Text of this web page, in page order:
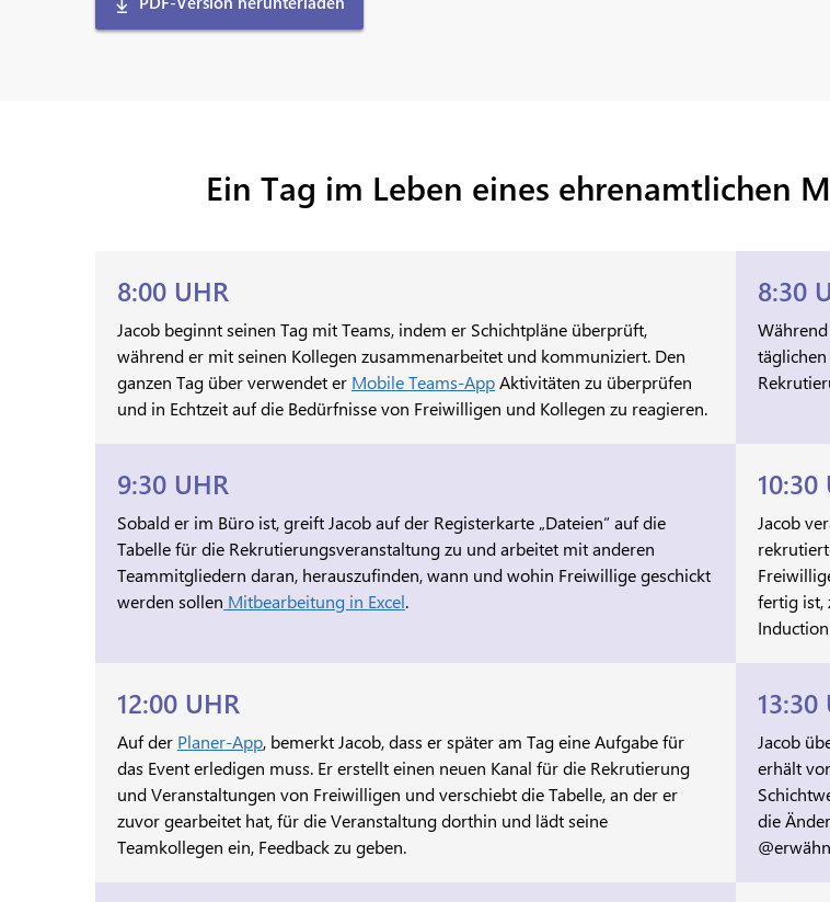
Ein Tag im Leben eines ehrenamtlichen
8:00 UHR
Jacob beginnt seinen Tag mit Teams, indem er Schichtpläne überprüft,
während er mit seinen Kollegen zusammenarbeitet und kommuniziert. Den
ganzen Tag über verwendet er Mobile Teams-AppAktivitäten zu überprüfen
und in Echtzeit auf die Bedürfnisse von Freiwilligen und Kollegen zu reagieren.
8:30
9:30 UHR
Sobald er im Büro ist, greift Jacob auf der Registerkarte „Dateien“ auf die
Tabelle für die Rekrutierungsveranstaltung zu und arbeitet mit anderen
Teammitgliedern daran, herauszufinden, wann und wohin Freiwillige geschickt
werden sollen Mitbearbeitung in Excel.
10:30
Jacob
fertig ist,
12:00 UHR
Auf der Planer-App, bemerkt Jacob, dass er später am Tag eine Aufgabe für
das Event erledigen muss. Er erstellt einen neuen Kanal für die Rekrutierung
und Veranstaltungen von Freiwilligen und verschiebt die Tabelle, an der er
zuvor gearbeitet hat, für die Veranstaltung dorthin und lädt seine
Teamkollegen ein, Feedback zu geben.
13:30
Jacob
erhält
die